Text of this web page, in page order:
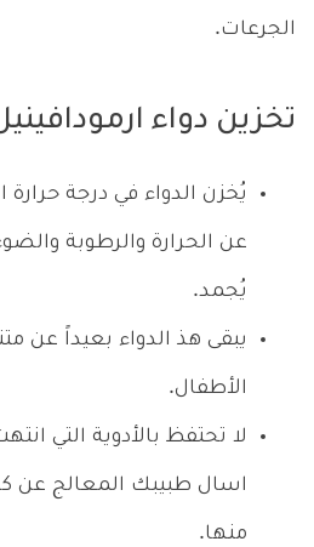
الجرعات.
تخزين دواء
يُخزن الدواء في درجة حرارة
عن الحرارة والرطوبة
يُجمد.
يبقى هذ الدواء بعيداً عن
الأطفال.
لا تحتفظ بالأدوية التي
اسال طبيبك المعالج عن
منها.